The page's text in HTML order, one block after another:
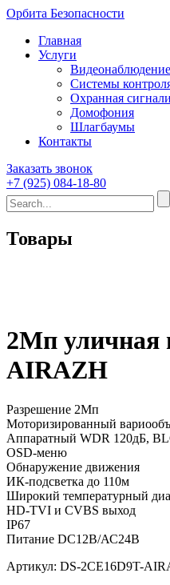
Орбита Безопасности
Главная
Услуги
Видеонаблюдение
Системы
Охранная
Домофония
Шлагбаумы
Контакты
Заказать звонок
+7 (925) 084-18-80
Товары
2Мп уличная
AIRAZH
Разрешение 2Мп
Моторизированный
Аппаратный WDR 120дБ,
OSD-меню
Обнаружение движения
ИК-подсветка до 110м
Широкий температурный
HD-TVI и CVBS выход
IP67
Питание DC12В/АС24В
Артикул: DS-2CE16D9T-